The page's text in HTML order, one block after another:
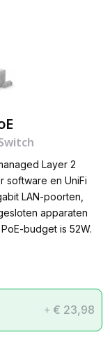
Layer 2
software en UniFi
LAN-poorten,
apparaten
budget is 52W.
+ € 23,98